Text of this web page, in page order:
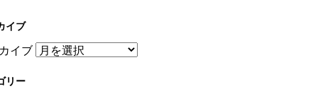
イブ
イブ
リー